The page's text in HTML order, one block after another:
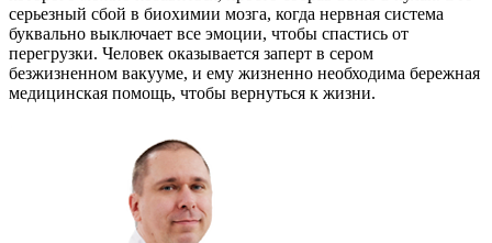
серьезный сбой в биохимии мозга, когда нервная система
буквально выключает все эмоции, чтобы спастись от
перегрузки. Человек оказывается заперт в сером
безжизненном вакууме, и ему жизненно необходима бережная
медицинская помощь, чтобы вернуться к жизни.